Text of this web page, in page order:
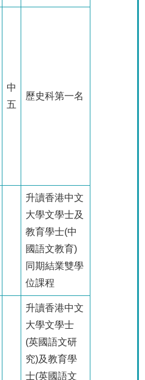
中
五
歷史科第一名
升讀香港中文
大學文學士及
教育學士(中
國語文教育)
同期結業雙學
位課程
升讀香港中文
大學文學士
(英國語文研
究)及教育學
士(英國語文